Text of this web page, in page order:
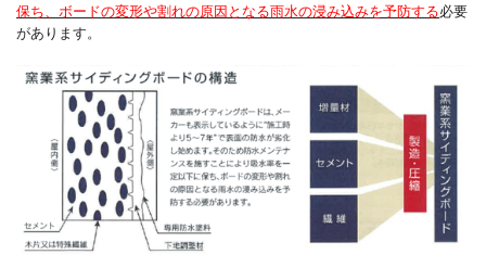
保ち、ボードの変形や割れの原因となる雨水の浸み込みを予防する必要
があります。